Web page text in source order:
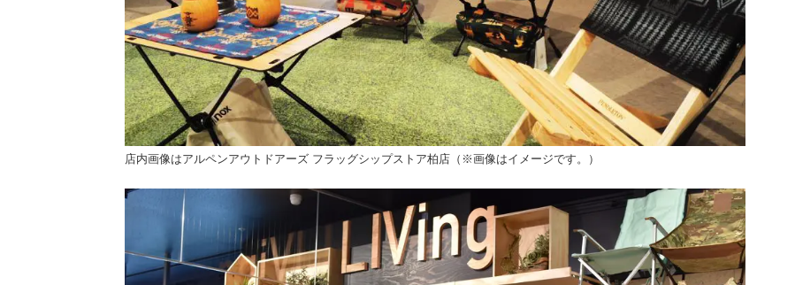
店内画像はアルペンアウトドアーズ フラッグシップストア柏店（※画像はイメージです。）